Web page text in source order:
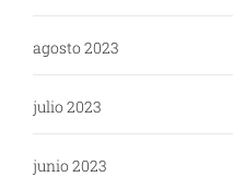
agosto 2023
julio 2023
junio 2023